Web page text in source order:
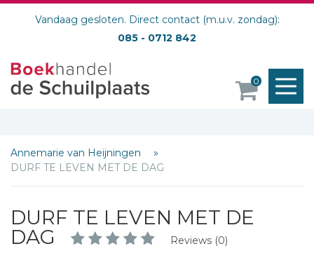
Vandaag gesloten. Direct contact (m.u.v. zondag):
085 - 0712 842
0
Annemarie van Heijningen
DURF TE LEVEN MET DE DAG
DURF TE LEVEN MET DE
DAG
Reviews (0)